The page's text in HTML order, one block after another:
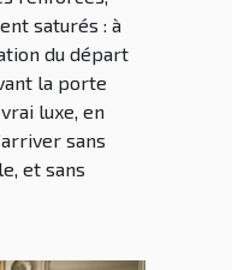
saturés : à
du départ
la porte
luxe, en
sans
et sans